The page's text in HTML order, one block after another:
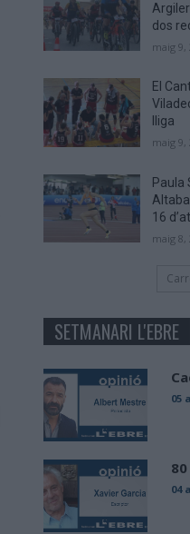
dos
maig 9,
El
lliga
maig 9,
Paula
16
maig 8,
SETMANARI L'EBRE
05
04